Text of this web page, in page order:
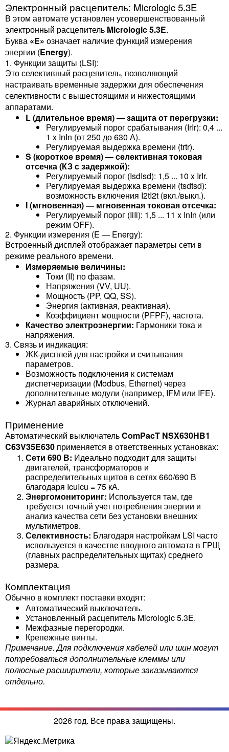
Электронный расцепитель: Micrologic 5.3E
В этом автомате установлен усовершенствованный
электронный расцепитель Micrologic 5.3E.
Буква «E» означает наличие функций измерения
энергии (Energy).
1. Функции защиты (LSI):
Это селективный расцепитель, позволяющий
настраивать временные задержки для обеспечения
селективности с вышестоящими и нижестоящими
аппаратами.
L (длительное время) — защита от перегрузки:
Регулируемый порог срабатывания (IrIr​): 0,4 ...
1 x InIn​ (от 250 до 630 А).
Регулируемая выдержка времени (trtr​).
S (короткое время) — селективная токовая
отсечка (КЗ с задержкой):
Регулируемый порог (IsdIsd​): 1,5 ... 10 x IrIr​.
Регулируемая выдержка времени (tsdtsd​):
возможность включения I2tI2t (вкл./выкл.).
I (мгновенная) — мгновенная токовая отсечка:
Регулируемый порог (IiIi​): 1,5 ... 11 x InIn​ (или
режим OFF).
2. Функции измерения (E — Energy):
Встроенный дисплей отображает параметры сети в
режиме реального времени.
Измеряемые величины:
Токи (II) по фазам.
Напряжения (VV, UU).
Мощность (PP, QQ, SS).
Энергия (активная, реактивная).
Коэффициент мощности (PFPF), частота.
Качество электроэнергии: Гармоники тока и
напряжения.
3. Связь и индикация:
ЖК-дисплей для настройки и считывания
параметров.
Возможность подключения к системам
диспетчеризации (Modbus, Ethernet) через
дополнительные модули (например, IFM или IFE).
Журнал аварийных отключений.
Применение
Автоматический выключательComPacT NSX630HB1
C63V35E630 применяется в ответственных установках:
Сети 690 В: Идеально подходит для защиты
двигателей, трансформаторов и
распределительных щитов в сетях 660/690 В
благодаря IcuIcu​ = 75 кА.
Энергомониторинг: Используется там, где
требуется точный учет потребления энергии и
анализ качества сети без установки внешних
мультиметров.
Селективность: Благодаря настройкам LSI часто
используется в качестве вводного автомата в ГРЩ
(главных распределительных щитах) среднего
размера.
Комплектация
Обычно в комплект поставки входят:
Автоматический выключатель.
Установленный расцепитель Micrologic 5.3E.
Межфазные перегородки.
Крепежные винты.
Примечание. Для подключения кабелей или шин могут
потребоваться дополнительные клеммы или
полюсные расширители, которые заказываются
отдельно.
2026 год. Все права защищены.